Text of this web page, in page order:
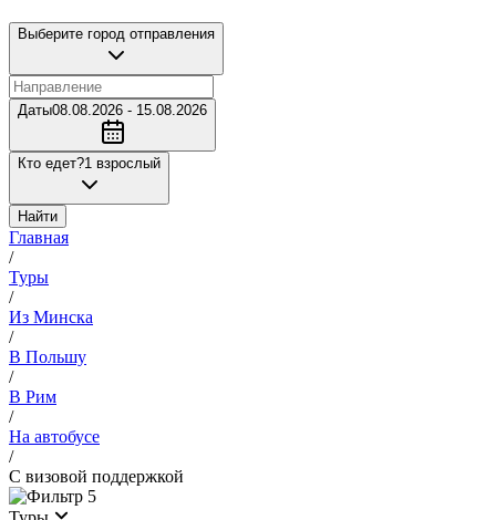
Выберите город отправления
Даты08.08.2026 - 15.08.2026
Кто едет?1 взрослый
Найти
Главная
/
Туры
/
Из Минска
/
В Польшу
/
В Рим
/
На автобусе
/
С визовой поддержкой
5